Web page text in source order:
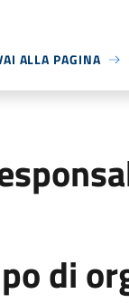
ALLA PAGINA
di